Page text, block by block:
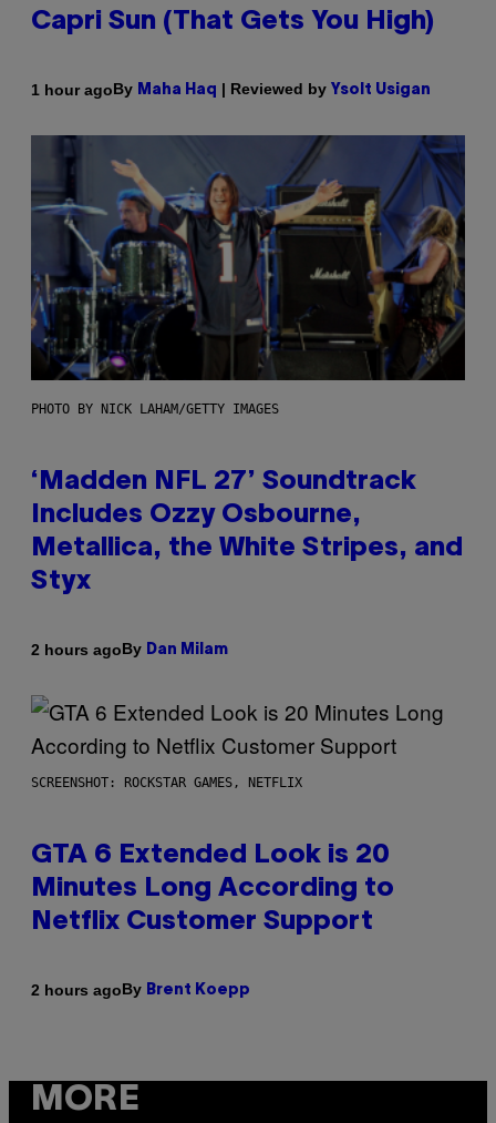
Capri Sun (That Gets You High)
1 hour agoBy Maha Haq | Reviewed by Ysolt Usigan
PHOTO BY NICK LAHAM/GETTY IMAGES
‘Madden NFL 27’ Soundtrack
Includes Ozzy Osbourne,
Metallica, the White Stripes, and
Styx
2 hours agoBy Dan Milam
SCREENSHOT: ROCKSTAR GAMES, NETFLIX
GTA 6 Extended Look is 20
Minutes Long According to
Netflix Customer Support
2 hours agoBy Brent Koepp
MORE